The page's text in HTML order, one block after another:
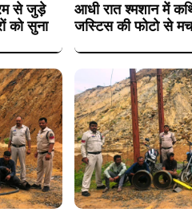
से जुड़े
को सुना
आधी रात श्मशान में
जस्टिस की फोटो से